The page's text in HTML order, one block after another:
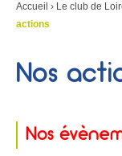
Accueil › Le club de
actions
Nos
Nos